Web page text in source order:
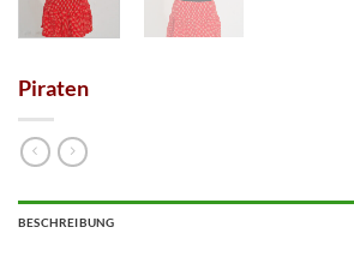
Piraten
BESCHREIBUNG